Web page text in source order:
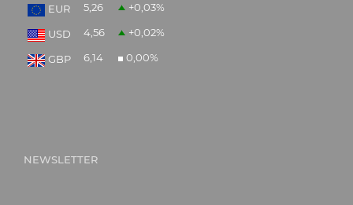
EUR
5,26 +0,03%
USD 4,56 +0,02%
GBP 6,14 0,00%
NEWSLETTER